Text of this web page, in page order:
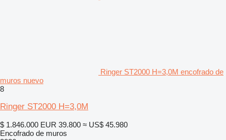
Ringer ST2000 H=3,0M encofrado de
muros nuevo
8
Ringer ST2000 H=3,0M
$ 1.846.000 EUR 39.800 ≈ US$ 45.980
Encofrado de muros